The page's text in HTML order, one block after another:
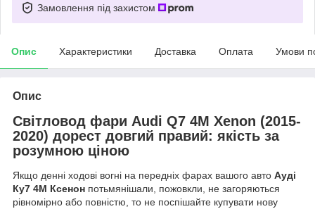
Замовлення під захистом
Опис Характеристики Доставка Оплата Умови
Опис
Світловод фари Audi Q7 4M Xenon (2015-
2020) дорест довгий правий: якість за
розумною ціною
Якщо денні ходові вогні на передніх фарах вашого авто Ауді
Ку7 4М Ксенон потьмянішали, пожовкли, не загоряються
рівномірно або повністю, то не поспішайте купувати нову